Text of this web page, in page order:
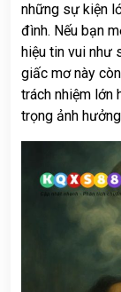
những sự kiện
đình. Nếu bạn
hiệu tin vui như
giấc mơ này
trách nhiệm lớn
trọng ảnh